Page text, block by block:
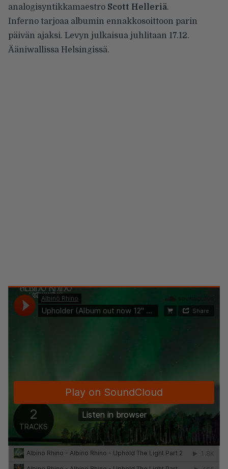
analogisyntikkamaestro Scott Helleriä.
Inferno tarjoaa albumin ennakkosoittoon parin
päivän ajaksi. Levyn julkaisua juhlitaan 17.12.
Ääniwallissa Helsingissä.